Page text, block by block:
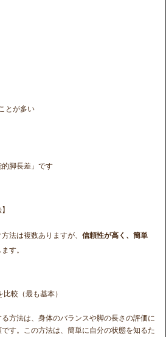
とが多い
脚長差」です
法は複数ありますが、 信頼性が高く、簡単
す。
較（最も基本）
方法は、身体のバランスや脚の長さの評価に
す。この方法は、簡単に自分の状態を知るた